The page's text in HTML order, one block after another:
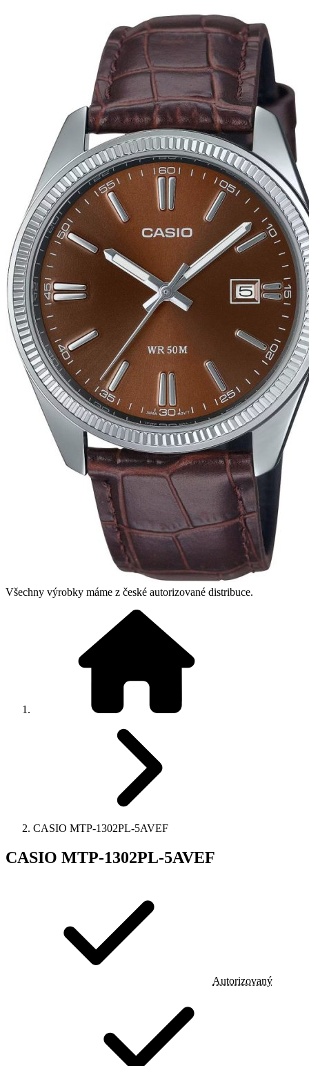
Všechny výrobky máme z české autorizované distribuce.
CASIO MTP-1302PL-5AVEF
CASIO MTP-1302PL-5AVEF
Autorizovaný